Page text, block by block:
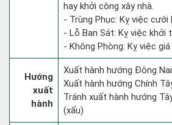
hay khởi công xây nhà.
- Trùng Phục: Kỵ việc cưới
- Lỗ Ban Sát: Kỵ việc khởi
- Không Phòng: Kỵ việc
Hướng
xuất
hành
Xuất hành hướng Đông
Xuất hành hướng Chính
Tránh xuất hành hướng
(xấu)